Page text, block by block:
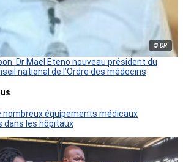
© DR
Dr Maël Eteno nouveau président du
national de l’Ordre des médecins
nombreux équipements médicaux
dans les hôpitaux